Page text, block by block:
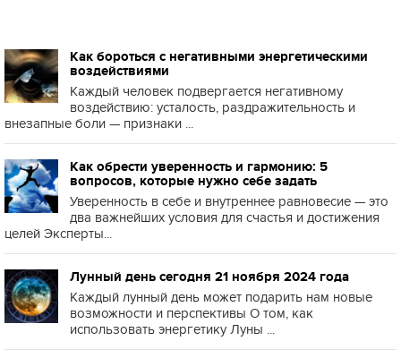
Как бороться с негативными энергетическими
воздействиями
Каждый человек подвергается негативному
воздействию: усталость, раздражительность и
внезапные боли — признаки ...
Как обрести уверенность и гармонию: 5
вопросов, которые нужно себе задать
Уверенность в себе и внутреннее равновесие — это
два важнейших условия для счастья и достижения
целей Эксперты...
Лунный день сегодня 21 ноября 2024 года
Каждый лунный день может подарить нам новые
возможности и перспективы О том, как
использовать энергетику Луны ...